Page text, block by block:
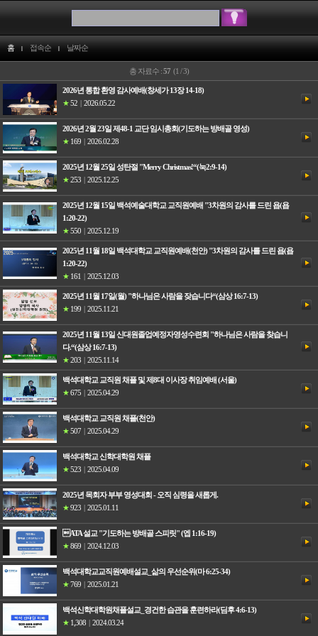
홈 접속순 날짜순
총 자료수 :57 (1 / 3)
2026년 통합 환영 감사예배(창세가 13장 14-18)
★52 |2026.05.22
2026년 2월 23일 제48-1 교단 임시총회(기도하는 방배골 영성)
★ 169 |2026.02.28
2025년 12월 25일 성탄절 "Merry Christmas!“(눅2:9-14)
★253 |2025.12.25
2025년 12월 15일 백석예술대학교 교직원예배 "3차원의 감사를 드린 욥(욥
1:20-22)
★550 |2025.12.19
2025년 11월 18일 백석대학교 교직원예배(천안) "3차원의 감사를 드린 욥(욥
1:20-22)
★ 161 |2025.12.03
2025년 11월 17일(월) "하나님은 사람을 잦습니다“(삼상 16:7-13)
★ 199 |2025.11.21
2025년 11월 13일 신대원졸업예정자영성수련회 "하나님은 사람을 찾습니
다.“(삼상 16:7-13)
★203 |2025.11.14
백석대학교 교직원 채플 및 제8대 이사장 취임예배 (서울)
★675 |2025.04.29
백석대학교 교직원 채플(천안)
★507 |2025.04.29
백석대학교 신학대학원 채플
★523 |2025.04.09
2025년 목회자 부부 영성대회 - 오직 심령을 새롭게.
★923 |2025.01.11
ATA 설교 "기도하는 방배골 스피릿" (엡 1:16-19)
★869 |2024.12.03
백석대학교교직원예배설교_삶의 우선순위(마 6:25-34)
★769 |2025.01.21
백석신학대학원채플설교_경건한 습관을 훈련하라(딤후 4:6-13)
★ 1,308 |2024.03.24